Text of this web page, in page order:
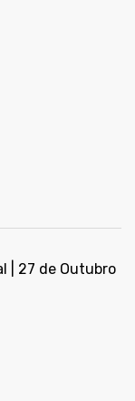
| 27 de Outubro